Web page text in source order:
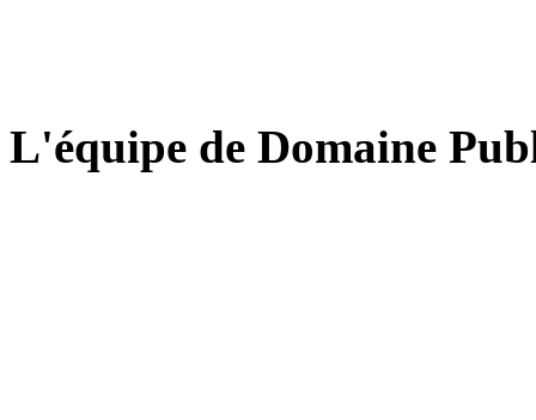
L'équipe de Domaine